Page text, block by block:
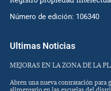
Número de edición: 106340
Ultimas Noticias
MEJORAS EN LA ZONA DE LA
Abren una nueva contratación para